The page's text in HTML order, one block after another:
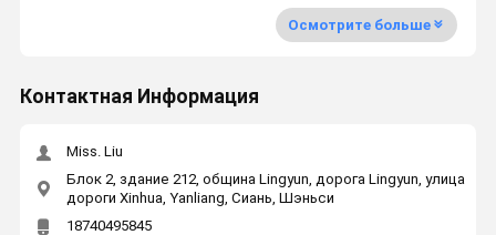
Осмотрите больше
Контактная Информация
Miss. Liu
Блок 2, здание 212, община Lingyun, дорога Lingyun, улица
дороги Xinhua, Yanliang, Сиань, Шэньси
18740495845